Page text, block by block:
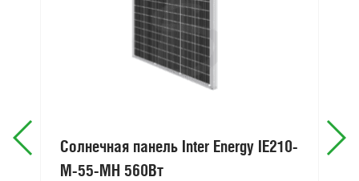
Солнечная панель Inter Energy IE210-
M-55-MH 560Вт